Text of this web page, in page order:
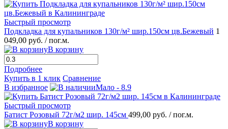
Быстрый просмотр
Подкладка для купальников 130г/м² шир.150см цв.Бежевый 1
049,00 руб. / пог.м.
В корзину
Подробнее
Купить в 1 клик Сравнение
В избранное
Мало - 8.9
Быстрый просмотр
Батист Розовый 72г/м2 шир. 145см 499,00 руб. / пог.м.
В корзину